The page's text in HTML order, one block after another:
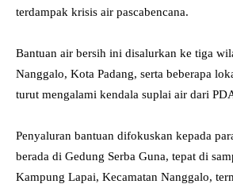
terdampak krisis air pascabencana.
Bantuan air bersih ini disalurkan ke tiga
Nanggalo, Kota Padang, serta beberapa
turut mengalami kendala suplai air dari
Penyaluran bantuan difokuskan kepada
berada di Gedung Serba Guna, tepat di
Kampung Lapai, Kecamatan Nanggalo,